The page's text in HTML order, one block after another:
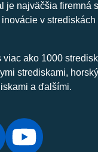
je najväčšia firemná
v
viac ako 1000
strediskami,
a ďalšími.